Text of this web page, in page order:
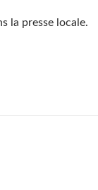
la presse locale.